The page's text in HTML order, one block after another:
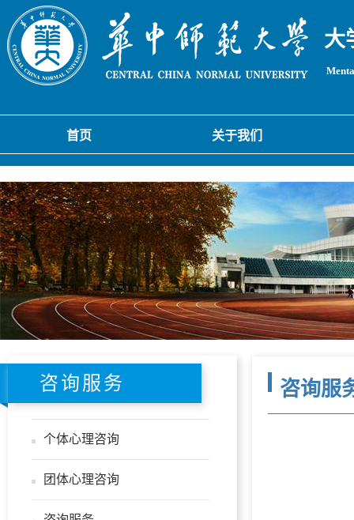
大
首页 关于我们
咨询服务
个体心理咨询
团体心理咨询
咨询服